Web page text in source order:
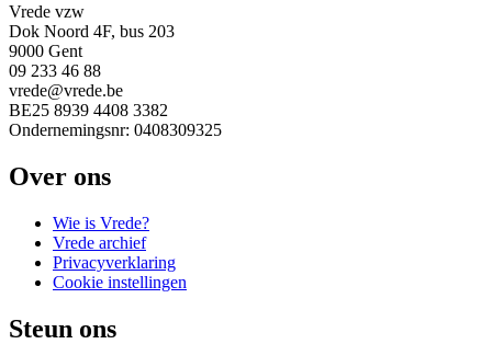
Vrede vzw
Dok Noord 4F, bus 203
9000 Gent
09 233 46 88
vrede@vrede.be
BE25 8939 4408 3382
Ondernemingsnr: 0408309325
Over ons
Wie is Vrede?
Vrede archief
Privacyverklaring
Cookie instellingen
Steun ons